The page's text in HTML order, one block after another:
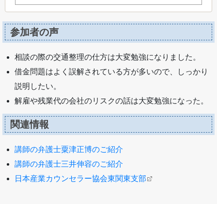
参加者の声
相談の際の交通整理の仕方は大変勉強になりました。
借金問題はよく誤解されている方が多いので、しっかり
説明したい。
解雇や残業代の会社のリスクの話は大変勉強になった。
関連情報
講師の弁護士粟津正博のご紹介
講師の弁護士三井伸容のご紹介
日本産業カウンセラー協会東関東支部